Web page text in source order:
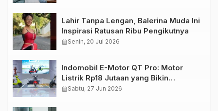
Lahir Tanpa Lengan, Balerina Muda Ini
Inspirasi Ratusan Ribu Pengikutnya
calendar_monthSenin, 20 Jul 2026
Indomobil E-Motor QT Pro: Motor
Listrik Rp18 Jutaan yang Bikin
Penasaran
calendar_monthSabtu, 27 Jun 2026